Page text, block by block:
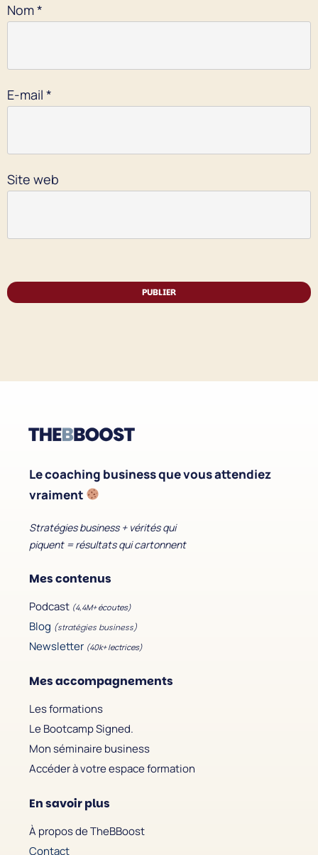
Nom*
E-mail *
Site web
PUBLIER
Le coaching business que vous attendiez
vraiment
Stratégies business + vérités qui
piquent = résultats qui cartonnent
Mes contenus
Podcast (4,4M+ écoutes)
Blog (stratégies business)
Newsletter (40k+ lectrices)
Mes accompagnements
Les formations
Le Bootcamp Signed.
Mon séminaire business
Accéder à votre espace formation
En savoir plus
À propos de TheBBoost
Contact